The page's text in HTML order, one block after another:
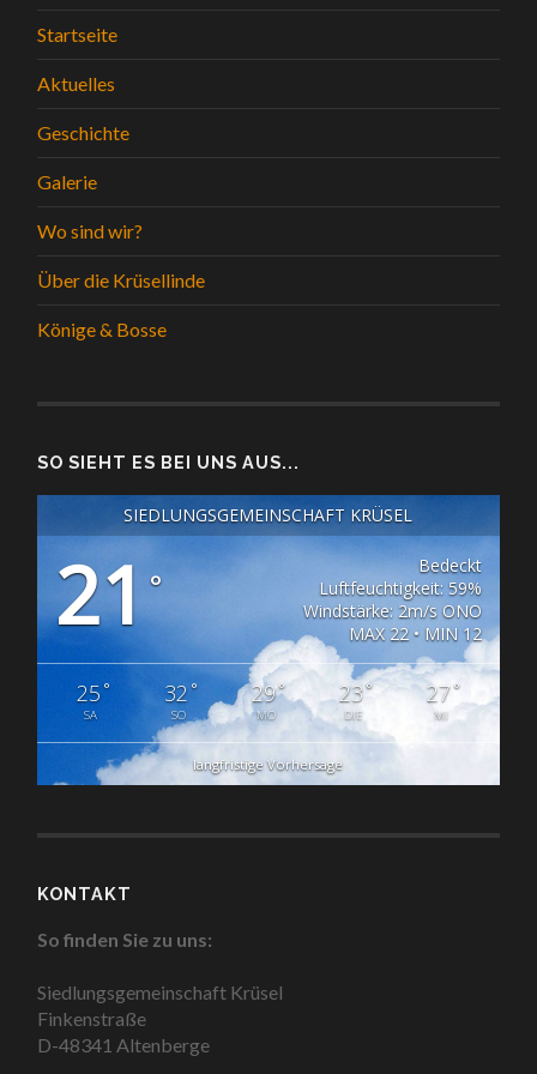
Startseite
Aktuelles
Geschichte
Galerie
Wo sind wir?
Über die Krüsellinde
Könige & Bosse
SO SIEHT ES BEI UNS AUS...
SIEDLUNGSGEMEINSCHAFT KRÜSEL
21°
Bedeckt
Luftfeuchtigkeit: 59%
Windstärke: 2m/s ONO
MAX 22 • MIN 12
25°
SA
32 °
SO
29°
MO
23°
DIE
27°
MI
langfristige Vorhersage
KONTAKT
So finden Sie zu uns:
Siedlungsgemeinschaft Krüsel
Finkenstraße
D-48341 Altenberge